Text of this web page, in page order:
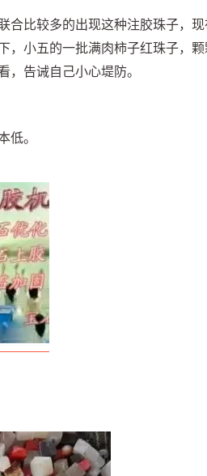
合比较多的出现这种注胶珠子，
，小五的一批满肉柿子红珠子，
，告诫自己小心堤防。
低。